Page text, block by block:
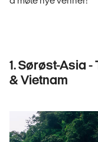
1. Sørøst-Asia
& Vietnam